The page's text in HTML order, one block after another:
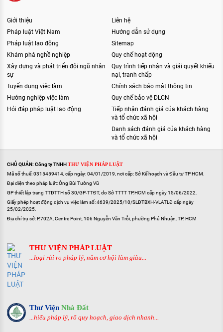
Giới thiệu
Pháp luật Việt Nam
Pháp luật lao động
Khám phá nghề nghiệp
Xây dựng và phát triển đội ngũ nhân
sự
Tuyển dụng việc làm
Hướng nghiệp việc làm
Hỏi đáp pháp luật lao động
Liên hệ
Hướng dẫn sử dụng
Sitemap
Quy chế hoạt động
Quy trình tiếp nhận và giải quyết khiếu
nại, tranh chấp
Chính sách bảo mật thông tin
Quy chế bảo vệ DLCN
Tiếp nhận đánh giá của khách hàng
và tổ chức xã hội
Danh sách đánh giá của khách hàng
và tổ chức xã hội
CHỦ QUẢN: Công ty TNHHTHƯ VIỆN PHÁP LUẬT
Mã số thuế: 0315459414, cấp ngày: 04/01/2019, nơi cấp: Sở Kế hoạch và Đầu tư TP HCM.
Đại diện theo pháp luật: Ông Bùi Tường Vũ
GP thiết lập trang TTĐTTH số 30/GP-TTĐT, do Sở TTTT TP.HCM cấp ngày 15/06/2022.
Giấy phép hoạt động dịch vụ việc làm số: 4639/2025/10/SLĐTBXH-VLATLĐ cấp ngày
25/02/2025.
Địa chỉ trụ sở: P.702A, Centre Point, 106 Nguyễn Văn Trỗi, phường Phú Nhuận, TP. HCM
THƯ VIỆN PHÁP LUẬT
...loại rủi ro pháp lý, nắm cơ hội làm giàu...
Thư Viện Nhà Đất
...hiểu pháp lý, rõ quy hoạch, giao dịch nhanh...